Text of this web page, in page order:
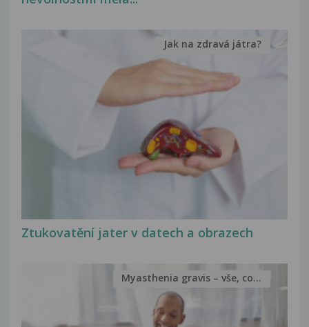
Ztukovatění jater v datech a obrazech
Jak na zdravá játra?
Myasthenia gravis – vše, co...